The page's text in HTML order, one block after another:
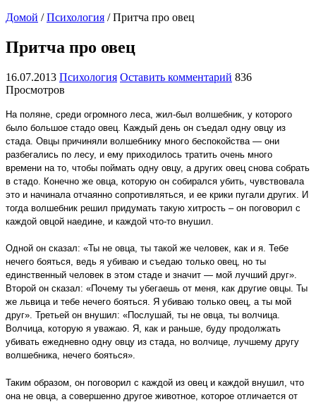
Домой / Психология / Притча про овец
Притча про овец
16.07.2013 Психология Оставить комментарий 836
Просмотров
На поляне, среди огромного леса, жил-был волшебник, у которого
было большое стадо овец. Каждый день он съедал одну овцу из
стада. Овцы причиняли волшебнику много беспокойства — они
разбегались по лесу, и ему приходилось тратить очень много
времени на то, чтобы поймать одну овцу, а других овец снова собрать
в стадо. Конечно же овца, которую он собирался убить, чувствовала
это и начинала отчаянно сопротивляться, и ее крики пугали других. И
тогда волшебник решил придумать такую хитрость – он поговорил с
каждой овцой наедине, и каждой что-то внушил.
Одной он сказал: «Ты не овца, ты такой же человек, как и я. Тебе
нечего бояться, ведь я убиваю и съедаю только овец, но ты
единственный человек в этом стаде и значит — мой лучший друг».
Второй он сказал: «Почему ты убегаешь от меня, как другие овцы. Ты
же львица и тебе нечего бояться. Я убиваю только овец, а ты мой
друг». Третьей он внушил: «Послушай, ты не овца, ты волчица.
Волчица, которую я уважаю. Я, как и раньше, буду продолжать
убивать ежедневно одну овцу из стада, но волчице, лучшему другу
волшебника, нечего бояться».
Таким образом, он поговорил с каждой из овец и каждой внушил, что
она не овца, а совершенно другое животное, которое отличается от